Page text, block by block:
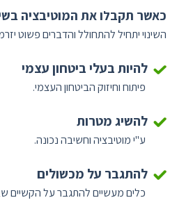
כאשר תקבלו את המוטיבציה
השינוי יתחיל להתחולל והדברים פשוט
להיותבעלי ביטחון עצמי
פיתוח וחיזוק הביטחון העצמי.
להשיג מטרות
ע"י מוטיבציה וחשיבה נכונה.
להתגבר על מכשולים
כלים מעשיים להתגבר על הקשיים